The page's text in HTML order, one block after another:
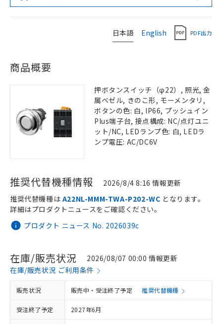
日本語 English PDF出力
商品概要
押ボタンスイッチ（φ22）, 照光, 金
属ベゼル, きのこ形, モーメンタリ,
ボタンの色: 白, IP66, プッシュイン
Plus端子台, 接点構成: NC/点灯ユニ
ット/NC, LEDランプ色: 白, LEDラ
ンプ電圧: AC/DC6V
推奨代替機種情報 2026/8/4 8:16 情報更新
プロダクト ニュース No. 2026039c
推奨代替機種は A22NL-MMM-TWA-P202-WC となります。
詳細はプロダクトニュースをご確認ください。
在庫/販売状況
2026/08/07 00:00 情報更新
在庫/販売状況 ご利用条件
販売状況 販売中・受注終了予定 推奨代替機種
受注終了予定 2027年6月